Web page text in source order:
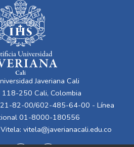
Javeriana Cali
250 Cali, Colombia
82-00/602-485-64-00 - Línea
01-8000-180556
vitela@javerianacali.edu.co